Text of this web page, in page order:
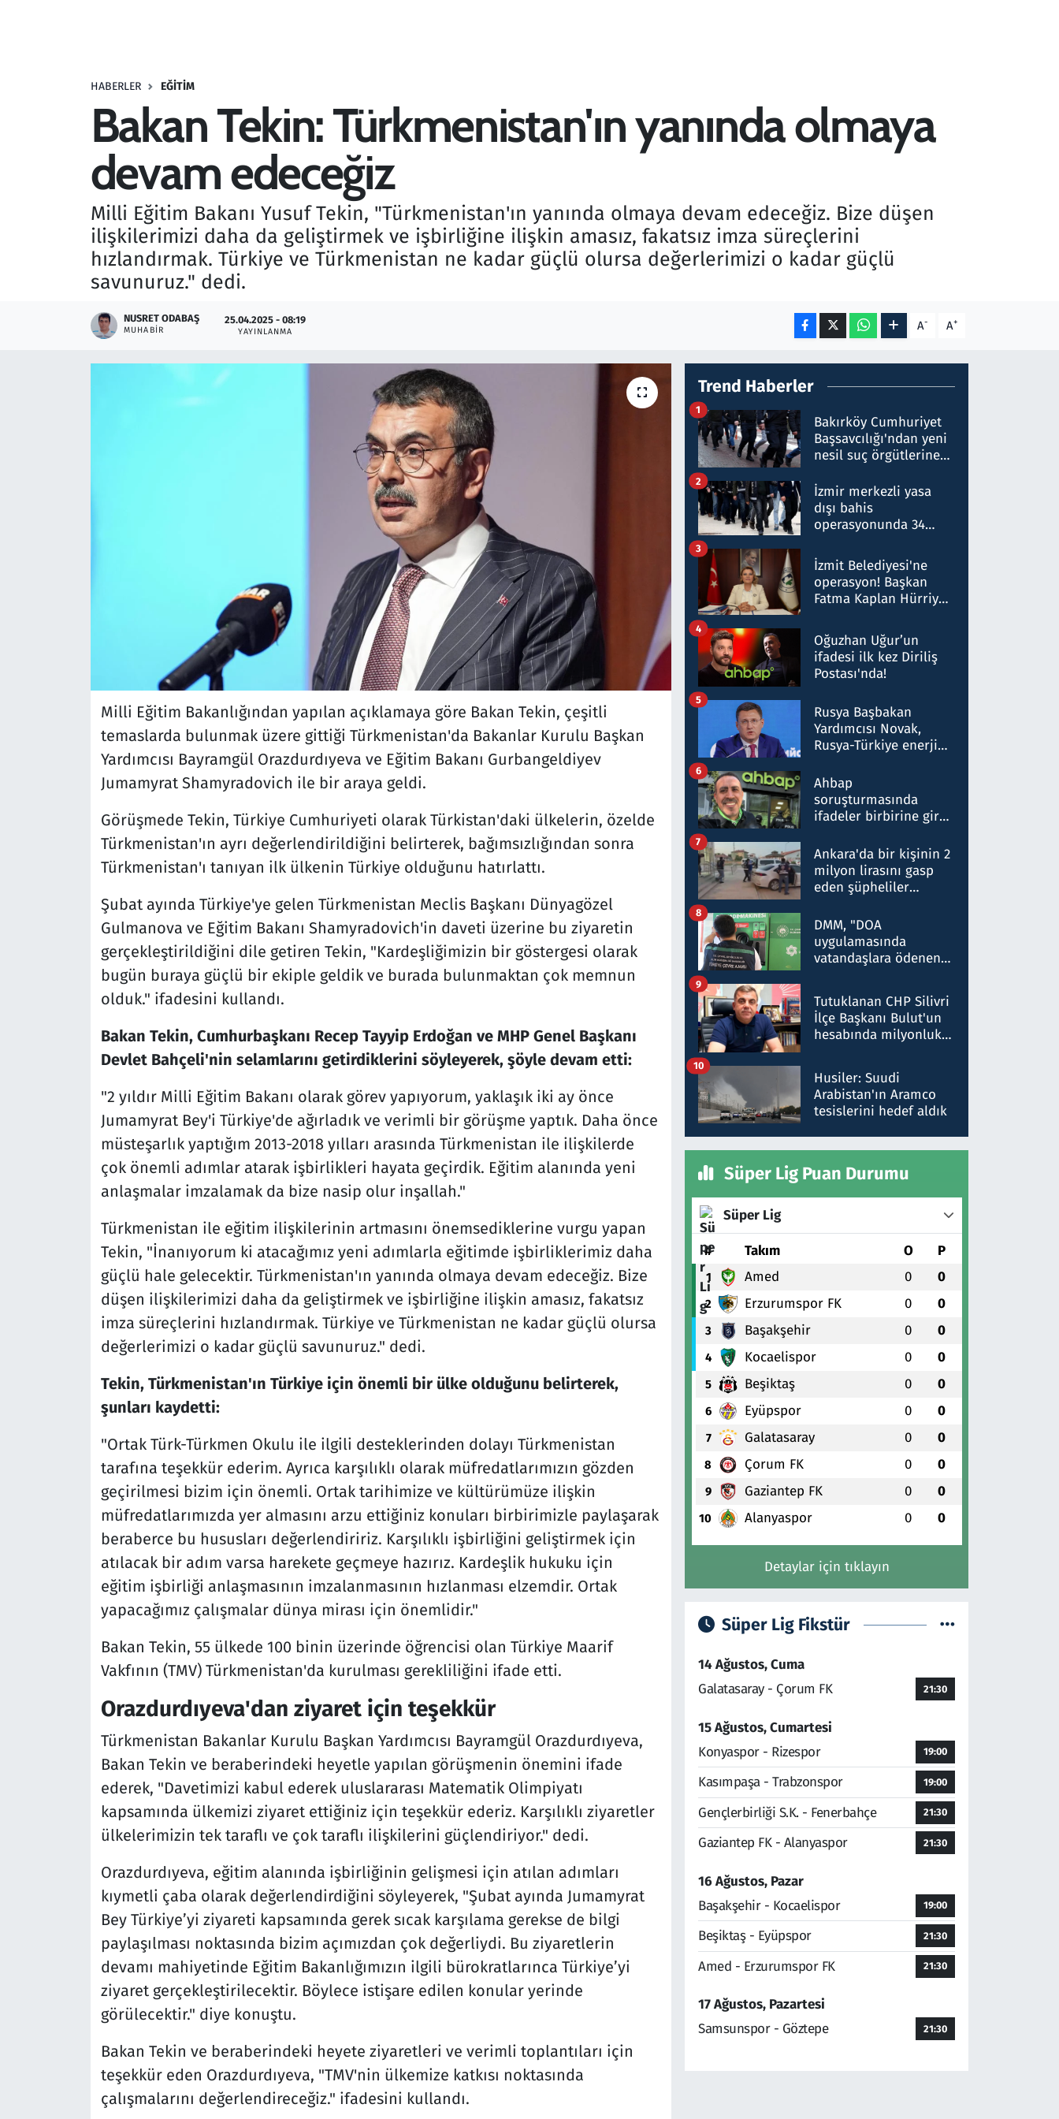
HABERLER EĞITIM
Bakan Tekin: Türkmenistan'ın yanında olmaya
devam edeceğiz
Milli Eğitim Bakanı Yusuf Tekin, "Türkmenistan'ın yanında olmaya devam edeceğiz. Bize düşen
ilişkilerimizi daha da geliştirmek ve işbirliğine ilişkin amasız, fakatsız imza süreçlerini
hızlandırmak. Türkiye ve Türkmenistan ne kadar güçlü olursa değerlerimizi o kadar güçlü
savunuruz." dedi.
NUSRET ODABAŞ
MUHABIR
25.04.2025 - 08:19
YAYINLANMA A- A+
Milli Eğitim Bakanlığından yapılan açıklamaya göre Bakan Tekin, çeşitli
temaslarda bulunmak üzere gittiği Türkmenistan'da Bakanlar Kurulu Başkan
Yardımcısı Bayramgül Orazdurdıyeva ve Eğitim Bakanı Gurbangeldiyev
Jumamyrat Shamyradovich ile bir araya geldi.
Görüşmede Tekin, Türkiye Cumhuriyeti olarak Türkistan'daki ülkelerin, özelde
Türkmenistan'ın ayrı değerlendirildiğini belirterek, bağımsızlığından sonra
Türkmenistan'ı tanıyan ilk ülkenin Türkiye olduğunu hatırlattı.
Şubat ayında Türkiye'ye gelen Türkmenistan Meclis Başkanı Dünyagözel
Gulmanova ve Eğitim Bakanı Shamyradovich'in daveti üzerine bu ziyaretin
gerçekleştirildiğini dile getiren Tekin, "Kardeşliğimizin bir göstergesi olarak
bugün buraya güçlü bir ekiple geldik ve burada bulunmaktan çok memnun
olduk." ifadesini kullandı.
Bakan Tekin, Cumhurbaşkanı Recep Tayyip Erdoğan ve MHP Genel Başkanı
Devlet Bahçeli'nin selamlarını getirdiklerini söyleyerek, şöyle devam etti:
"2 yıldır Milli Eğitim Bakanı olarak görev yapıyorum, yaklaşık iki ay önce
Jumamyrat Bey'i Türkiye'de ağırladık ve verimli bir görüşme yaptık. Daha önce
müsteşarlık yaptığım 2013-2018 yılları arasında Türkmenistan ile ilişkilerde
çok önemli adımlar atarak işbirlikleri hayata geçirdik. Eğitim alanında yeni
anlaşmalar imzalamak da bize nasip olur inşallah."
Türkmenistan ile eğitim ilişkilerinin artmasını önemsediklerine vurgu yapan
Tekin, "İnanıyorum ki atacağımız yeni adımlarla eğitimde işbirliklerimiz daha
güçlü hale gelecektir. Türkmenistan'ın yanında olmaya devam edeceğiz. Bize
düşen ilişkilerimizi daha da geliştirmek ve işbirliğine ilişkin amasız, fakatsız
imza süreçlerini hızlandırmak. Türkiye ve Türkmenistan ne kadar güçlü olursa
değerlerimizi o kadar güçlü savunuruz." dedi.
Tekin, Türkmenistan'ın Türkiye için önemli bir ülke olduğunu belirterek,
şunları kaydetti:
"Ortak Türk-Türkmen Okulu ile ilgili desteklerinden dolayı Türkmenistan
tarafına teşekkür ederim. Ayrıca karşılıklı olarak müfredatlarımızın gözden
geçirilmesi bizim için önemli. Ortak tarihimize ve kültürümüze ilişkin
müfredatlarımızda yer almasını arzu ettiğiniz konuları birbirimizle paylaşarak
beraberce bu hususları değerlendiririz. Karşılıklı işbirliğini geliştirmek için
atılacak bir adım varsa harekete geçmeye hazırız. Kardeşlik hukuku için
eğitim işbirliği anlaşmasının imzalanmasının hızlanması elzemdir. Ortak
yapacağımız çalışmalar dünya mirası için önemlidir."
Bakan Tekin, 55 ülkede 100 binin üzerinde öğrencisi olan Türkiye Maarif
Vakfının (TMV) Türkmenistan'da kurulması gerekliliğini ifade etti.
Orazdurdıyeva'dan ziyaret için teşekkür
Türkmenistan Bakanlar Kurulu Başkan Yardımcısı Bayramgül Orazdurdıyeva,
Bakan Tekin ve beraberindeki heyetle yapılan görüşmenin önemini ifade
ederek, "Davetimizi kabul ederek uluslararası Matematik Olimpiyatı
kapsamında ülkemizi ziyaret ettiğiniz için teşekkür ederiz. Karşılıklı ziyaretler
ülkelerimizin tek taraflı ve çok taraflı ilişkilerini güçlendiriyor." dedi.
Orazdurdıyeva, eğitim alanında işbirliğinin gelişmesi için atılan adımları
kıymetli çaba olarak değerlendirdiğini söyleyerek, "Şubat ayında Jumamyrat
Bey Türkiye’yi ziyareti kapsamında gerek sıcak karşılama gerekse de bilgi
paylaşılması noktasında bizim açımızdan çok değerliydi. Bu ziyaretlerin
devamı mahiyetinde Eğitim Bakanlığımızın ilgili bürokratlarınca Türkiye’yi
ziyaret gerçekleştirilecektir. Böylece istişare edilen konular yerinde
görülecektir." diye konuştu.
Bakan Tekin ve beraberindeki heyete ziyaretleri ve verimli toplantıları için
teşekkür eden Orazdurdıyeva, "TMV'nin ülkemize katkısı noktasında
çalışmalarını değerlendireceğiz." ifadesini kullandı.
Trend Haberler
Bakırköy Cumhuriyet
Başsavcılığı'ndan yeni
nesil suç örgütlerine
hakkında gözaltı kararı
1
İzmir merkezli yasa
dışı bahis
operasyonunda 34
Milyar liralık para
trafiği tespit edildi
2
İzmit Belediyesi'ne
operasyon! Başkan
Fatma Kaplan Hürriyet
3
Oğuzhan Uğur’un
ifadesi ilk kez Diriliş
Postası'nda!
4
Rusya Başbakan
Yardımcısı Novak,
Rusya-Türkiye enerji
nitelikte olduğunu
belirtti
5
Ahbap
soruşturmasında
ifadeler birbirine girdi:
ifadelerinden ortaya
çıkan tablo şok etti
6
Ankara'da bir kişinin 2
milyon lirasını gasp
eden şüpheliler
7
DMM, "DOA
uygulamasında
vatandaşlara ödenen
düşürüldüğü" iddiasını
yalanladı
8
Tutuklanan CHP Silivri
İlçe Başkanı Bulut'un
hesabında milyonluk
talimat verdi, ben
gönderdim
9
Husiler: Suudi
Arabistan'ın Aramco
tesislerini hedef aldık
10
Süper Lig Puan Durumu
Süper Lig
# Takım O P
1 Amed 0 0
2 Erzurumspor FK 0 0
3 Başakşehir 0 0
4 Kocaelispor 0 0
5 Beşiktaş 0 0
6 Eyüpspor 0 0
7 Galatasaray 0 0
8 Çorum FK 0 0
9 Gaziantep FK 0 0
10 Alanyaspor 0 0
Detaylar için tıklayın
Süper Lig Fikstür
14 Ağustos, Cuma
Galatasaray - Çorum FK
21:30
15 Ağustos, Cumartesi
Konyaspor - Rizespor
19:00
Kasımpaşa - Trabzonspor 19:00
Gençlerbirliği S.K. - Fenerbahçe 21:30
Gaziantep FK - Alanyaspor 21:30
16 Ağustos, Pazar
Başakşehir - Kocaelispor
19:00
Beşiktaş - Eyüpspor 21:30
Amed - Erzurumspor FK 21:30
17 Ağustos, Pazartesi
Samsunspor - Göztepe
21:30
Savunma Sanayi
Teknoloji ve Bilim
Televizyon